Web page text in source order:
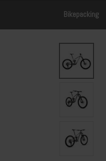
Bikepacking